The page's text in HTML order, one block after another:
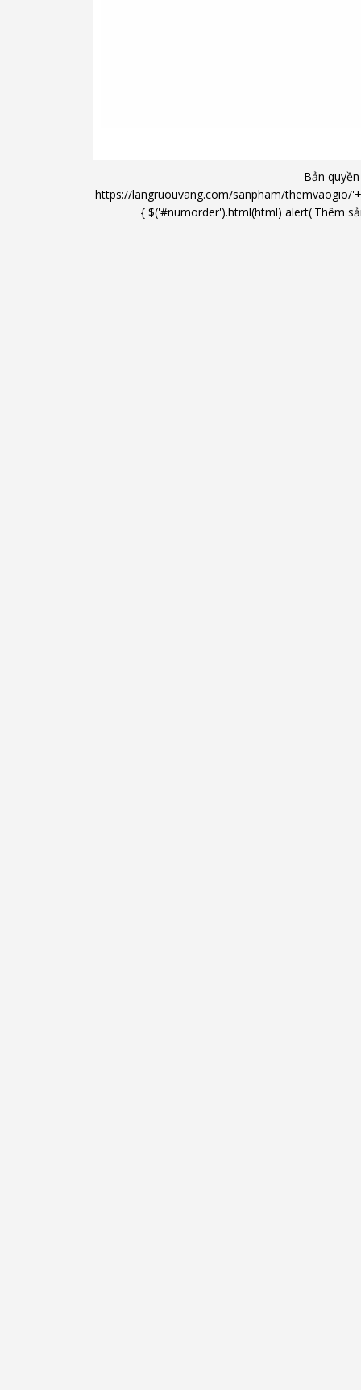
Bản
https://langruouvang.com/sanpham/themvaogio/
{ $('#numorder').html(html) alert('Thêm